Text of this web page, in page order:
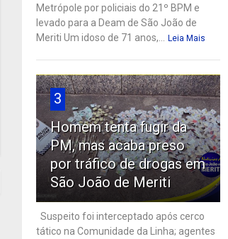
Metrópole por policiais do 21º BPM e
levado para a Deam de São João de
Meriti Um idoso de 71 anos,...
Leia Mais
3
Homem tenta fugir da
PM, mas acaba preso
por tráfico de drogas em
São João de Meriti
Suspeito foi interceptado após cerco
tático na Comunidade da Linha; agentes